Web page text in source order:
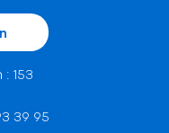
: 153
39 95